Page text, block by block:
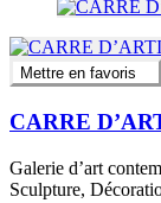
Mettre en favoris
CARRE
Galerie d’art
Sculpture,